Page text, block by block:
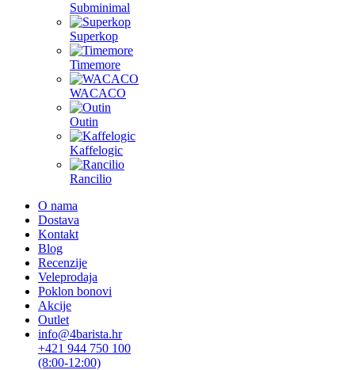
Subminimal
Superkop
Timemore
WACACO
Outin
Kaffelogic
Rancilio
O nama
Dostava
Kontakt
Blog
Recenzije
Veleprodaja
Poklon bonovi
Akcije
Outlet
info@4barista.hr
+421 944 750 100
(8:00-12:00)